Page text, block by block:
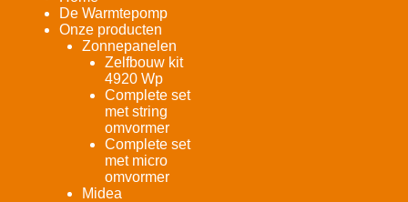
De Warmtepomp
Onze producten
Zonnepanelen
Zelfbouw kit
4920 Wp
Complete set
met string
omvormer
Complete set
met micro
omvormer
Midea